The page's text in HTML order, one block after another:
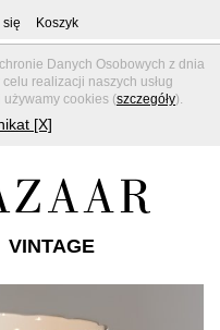
Danych Osobowych z dnia
realizacji naszych usług
używamy cookies (szczegóły).
[X]
się Koszyk
VINTAGE